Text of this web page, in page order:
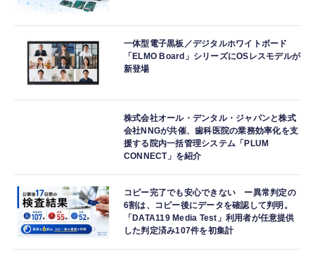
一体型電子黒板／デジタルホワイトボード
「ELMO Board」シリーズにOSレスモデルが
新登場
株式会社オール・デンタル・ジャパンと株式
会社NNGが共催、歯科医院の業務効率化を支
援する院内一括管理システム「PLUM
CONNECT」を紹介
コピー完了でも安心できない ー異常判定の
6割は、コピー後にデータを確認して判明。
「DATA119 Media Test」利用者が任意提供
した判定済み107件を初集計